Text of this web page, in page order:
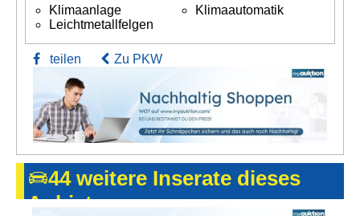
Klimaanlage
Klimaautomatik
Leichtmetallfelgen
teilen Zu PKW
44 weitere Inserate dieses
Anbieters